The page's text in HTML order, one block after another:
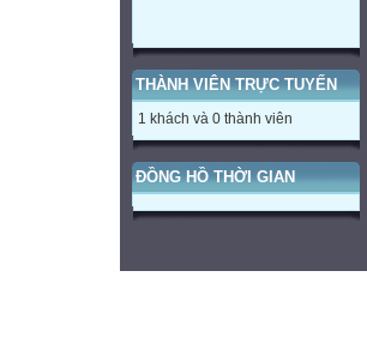
THÀNH VIÊN TRỰC TUYẾN
1 khách và 0 thành viên
ĐỒNG HỒ THỜI GIAN